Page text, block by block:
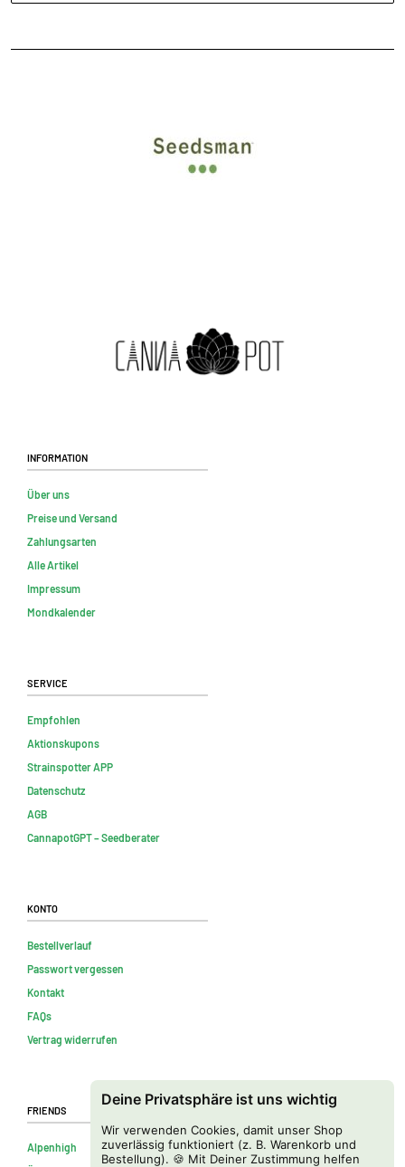
Deine Privatsphäre ist uns wichtig
Wir verwenden Cookies, damit unser Shop
zuverlässig funktioniert (z. B. Warenkorb und
Bestellung). 🍪 Mit Deiner Zustimmung helfen
Information
Über uns
Preise und Versand
Zahlungsarten
Alle Artikel
Impressum
Mondkalender
Service
Empfohlen
Aktionskupons
Strainspotter APP
Datenschutz
AGB
CannapotGPT – Seedberater
Konto
Bestellverlauf
Passwort vergessen
Kontakt
FAQs
Vertrag widerrufen
Friends
Alpenhigh